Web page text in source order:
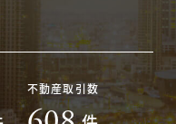
不動産取引数